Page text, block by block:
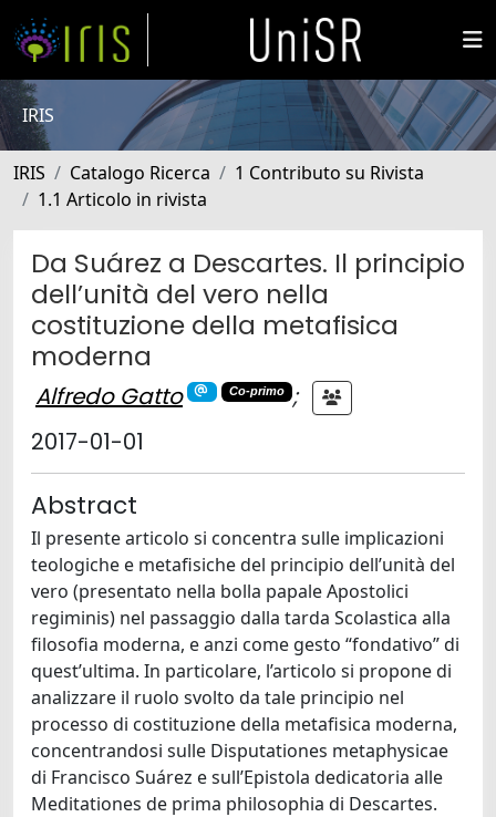
IRIS
IRIS Catalogo Ricerca
1 Contributo su Rivista
1.1 Articolo in rivista
Da Suárez a Descartes. Il principio
dell’unità del vero nella
costituzione della metafisica
moderna
Alfredo Gatto Co-primo
;
2017-01-01
Abstract
Il presente articolo si concentra sulle implicazioni
teologiche e metafisiche del principio dell’unità del
vero (presentato nella bolla papale Apostolici
regiminis) nel passaggio dalla tarda Scolastica alla
filosofia moderna, e anzi come gesto “fondativo” di
quest’ultima. In particolare, l’articolo si propone di
analizzare il ruolo svolto da tale principio nel
processo di costituzione della metafisica moderna,
concentrandosi sulle Disputationes metaphysicae
di Francisco Suárez e sull’Epistola dedicatoria alle
Meditationes de prima philosophia di Descartes.